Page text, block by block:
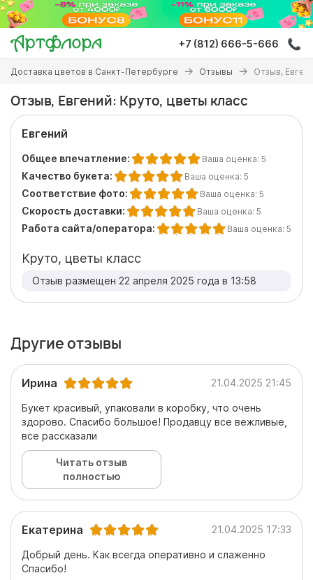
Перейти
основному
содержанию
+7 (812) 666-5-666
Вы
здесь
Доставка цветов в Санкт-Петербурге Отзывы Отзыв,
Отзыв, Евгений: Круто, цветы класс
Евгений
Общее впечатление: Ваша оценка: 5
Качество букета: Ваша оценка: 5
Соответствие фото: Ваша оценка: 5
Скорость доставки: Ваша оценка: 5
Работа сайта/оператора: Ваша оценка: 5
Круто, цветы класс
Отзыв размещен 22 апреля 2025 года в 13:58
Другие отзывы
Ирина 21.04.2025 21:45
Букет красивый, упаковали в коробку, что очень
здорово. Спасибо большое! Продавцу все вежливые,
все рассказали
Читать отзыв
полностью
Екатерина 21.04.2025 17:33
Добрый день. Как всегда оперативно и слаженно
Спасибо!